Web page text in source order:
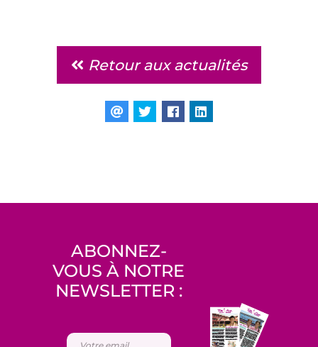
Retour aux actualités
ABONNEZ-
VOUS À NOTRE
NEWSLETTER :